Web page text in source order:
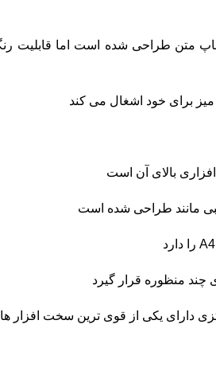
چاپ متن طراحی شده است اما قابلیت
میز برای خود اشغال می کند
بالای آن است